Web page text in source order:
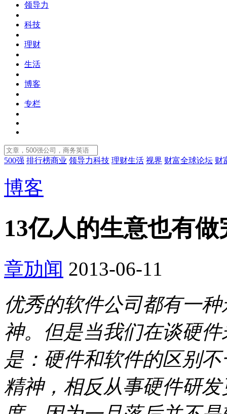
领导力
科技
理财
生活
博客
专栏
500强 排行榜商业 领导力科技 理财生活 视界 财富全球论坛 财
博客
13亿人的生意也有
章劢闻 2013-06-11
优秀的软件公司都有一
神。但是当我们在谈硬
是：硬件和软件的区别
精神，相反从事硬件研